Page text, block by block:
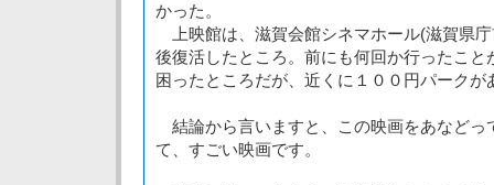
かった。
上映館は、滋賀会館シネマホール(滋賀県
後復活したところ。前にも何回か行ったこと
困ったところだが、近くに１００円パークが
結論から言いますと、この映画をあなどっ
て、すごい映画です。